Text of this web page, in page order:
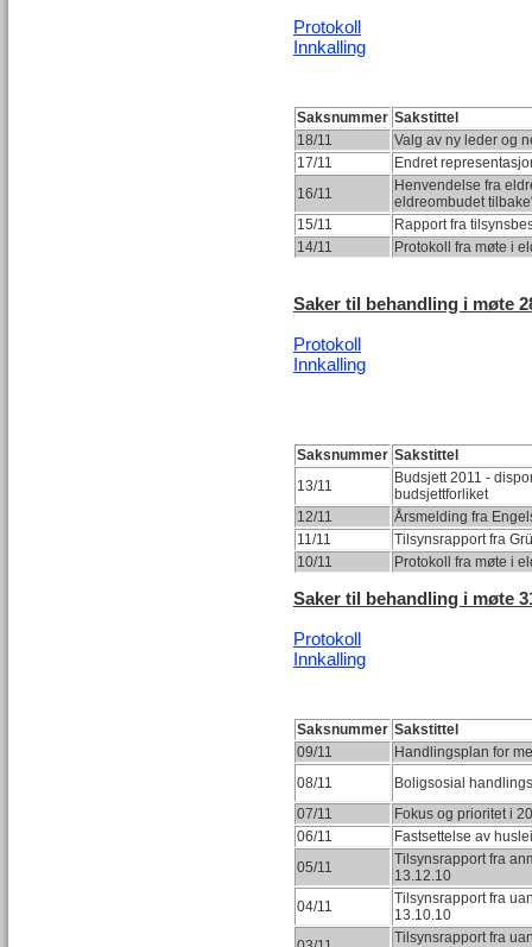
Protokoll
Innkalling
Saksnummer Sakstittel
18/11
Valg av ny leder og
17/11
Endret
16/11
Henvendelse fra
eldreombudet
15/11
Rapport fra
14/11
Protokoll fra møte i
Saker til behandling i møte
Protokoll
Innkalling
Saksnummer Sakstittel
13/11
Budsjett 2011 -
budsjettforliket
12/11
Årsmelding fra
11/11
Tilsynsrapport fra
10/11
Protokoll fra møte i
Saker til behandling i møte
Protokoll
Innkalling
Saksnummer Sakstittel
09/11
Handlingsplan for
08/11
Boligsosial
07/11
Fokus og prioritet i
06/11
Fastsettelse av
05/11
Tilsynsrapport fra
13.12.10
04/11
Tilsynsrapport fra
13.10.10
Tilsynsrapport fra